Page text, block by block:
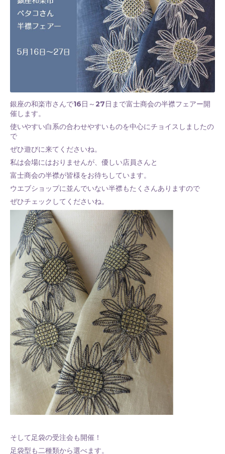
銀座の和楽市さんで16日～27日まで富士商会の半襟フェアー開
催します。
使いやすい白系の合わせやすいものを中心にチョイスしましたの
で
ぜひ遊びに来てくださいね。
私は会場にはおりませんが、優しい店員さんと
富士商会の半襟が皆様をお待ちしています。
ウエブショップに並んでいない半襟もたくさんありますので
ぜひチェックしてくださいね。
そして足袋の受注会も開催！
足袋型も二種類から選べます。